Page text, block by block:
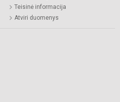
Teisinė informacija
Atviri duomenys